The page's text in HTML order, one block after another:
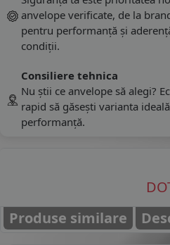
anvelope verificate, de la
pentru performanță și
condiții.
Consiliere tehnica
Nu știi ce anvelope să alegi?
rapid să găsești varianta
performanță.
Produse similare